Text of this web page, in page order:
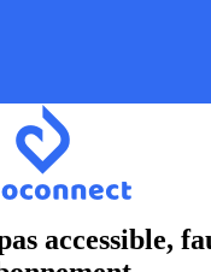
accessible,